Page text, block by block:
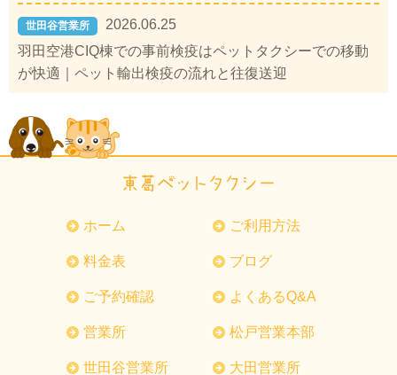
世田谷営業所
2026.06.25
羽田空港CIQ棟での事前検疫はペットタクシーでの移動
が快適｜ペット輸出検疫の流れと往復送迎
ホーム ご利用方法
料金表 ブログ
ご予約確認 よくあるQ&A
営業所 松戸営業本部
世田谷営業所 大田営業所